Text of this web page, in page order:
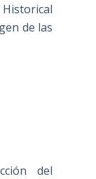
de las
del